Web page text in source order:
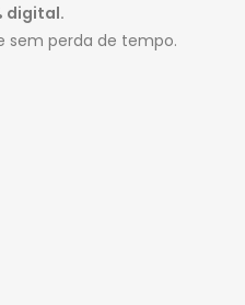
digital.
sem perda de tempo.